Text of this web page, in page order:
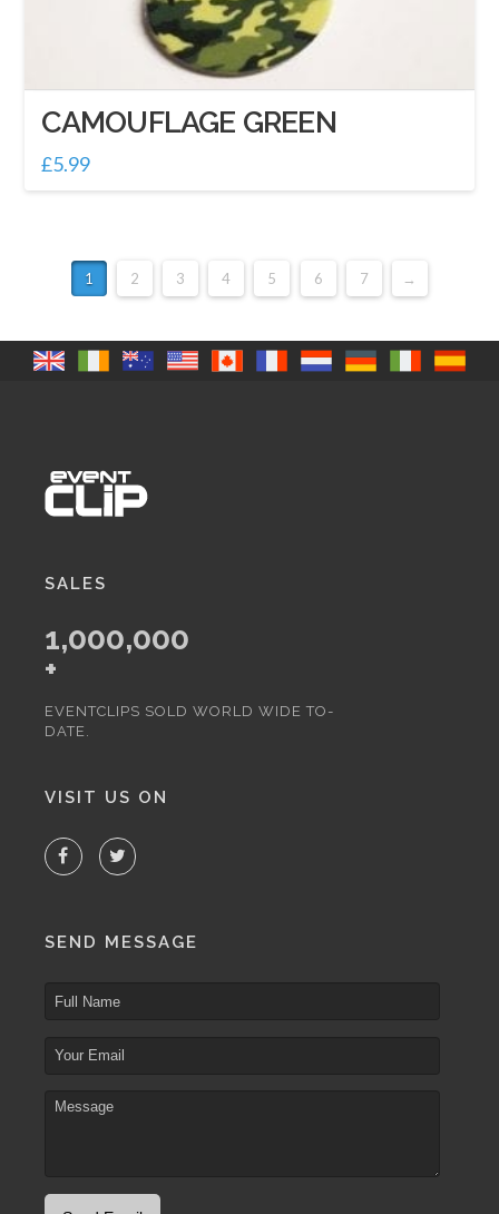
CAMOUFLAGE GREEN
£5.99
1 2 3 4 5 6 7 →
SALES
1,000,000
+
EVENTCLIPS SOLD WORLD WIDE TO-
DATE.
VISIT US ON
SEND MESSAGE